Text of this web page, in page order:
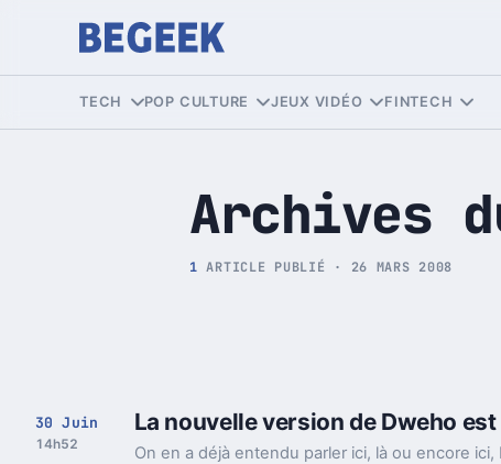
Tech et Pop culture
TECH POP CULTURE JEUX VIDÉO FINTECH
Archives
1 ARTICLE PUBLIÉ · 26 MARS 2008
30 Juin
14h52
La nouvelle version de Dweho est